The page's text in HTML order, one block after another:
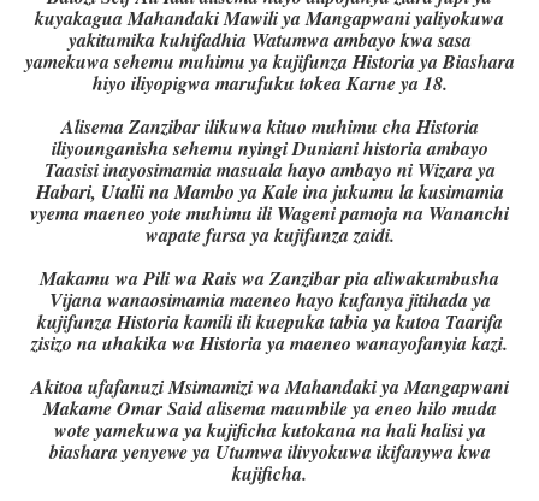
kuyakagua Mahandaki Mawili ya Mangapwani yaliyokuwa
yakitumika kuhifadhia Watumwa ambayo kwa sasa
yamekuwa sehemu muhimu ya kujifunza Historia ya Biashara
hiyo iliyopigwa marufuku tokea Karne ya 18.
Alisema Zanzibar ilikuwa kituo muhimu cha Historia
iliyounganisha sehemu nyingi Duniani historia ambayo
Taasisi inayosimamia masuala hayo ambayo ni Wizara ya
Habari, Utalii na Mambo ya Kale ina jukumu la kusimamia
vyema maeneo yote muhimu ili Wageni pamoja na Wananchi
wapate fursa ya kujifunza zaidi.
Makamu wa Pili wa Rais wa Zanzibar pia aliwakumbusha
Vijana wanaosimamia maeneo hayo kufanya jitihada ya
kujifunza Historia kamili ili kuepuka tabia ya kutoa Taarifa
zisizo na uhakika wa Historia ya maeneo wanayofanyia kazi.
Akitoa ufafanuzi Msimamizi wa Mahandaki ya Mangapwani
Makame Omar Said alisema maumbile ya eneo hilo muda
wote yamekuwa ya kujificha kutokana na hali halisi ya
biashara yenyewe ya Utumwa ilivyokuwa ikifanywa kwa
kujificha.